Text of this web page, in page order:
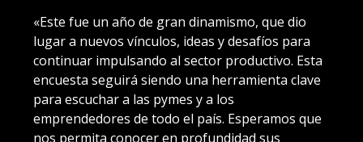
«Este fue un año de gran dinamismo, que dio
lugar a nuevos vínculos, ideas y desafíos para
continuar impulsando al sector productivo. Esta
encuesta seguirá siendo una herramienta clave
para escuchar a las pymes y a los
emprendedores de todo el país. Esperamos que
nos permita conocer en profundidad sus